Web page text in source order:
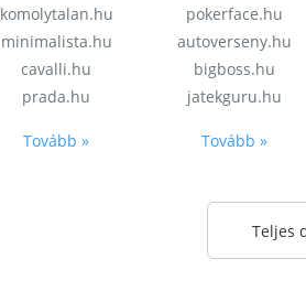
komolytalan.hu
minimalista.hu
cavalli.hu
prada.hu
Tovább »
pokerface.hu
autoverseny.hu
bigboss.hu
jatekguru.hu
Tovább »
Teljes